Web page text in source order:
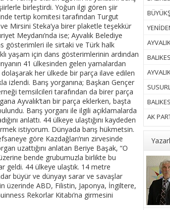
AK
birleştirdi. Yoğun ilgi gören şiir
tertip komitesi tarafından Turgut
ve Mirsini Steka’ya birer plaketle teşekkür
Meydanı’nda ise; Ayvalık Belediye
gösterimleri ile sirtaki ve Türk halk
yaşam için dans gösterimlerinin ardından
41 ülkesinden gelen yamalardan
dolaşarak her ülkede bir parça ilave edilen
izlendi. Barış yorganına; Başkan Gençer
temsilcileri tarafından da birer parça
Ayvalık’tan bir parça eklerken, başta
Barış yorganı ile ilgili açıklamalarda
anlattı. 44 ülkeye ulaştığını kaydeden
istiyorum. Dünyada barış hükmetsin.
göre Kazdağları’nın zirvesinde
uzattığını anlatan Beriye Başak, “O
bende grubumuzla birlikte bu
geldi. 44 ülkeye ulaştık. 14 metre
büyür ve dünyayı sarar ve savaşlar
üzerinde ABD, Filistin, Japonya, İngiltere,
Rekorlar Kitabı’na girmesini